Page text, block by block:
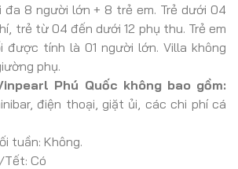
đa 8 người lớn + 8 trẻ em. Trẻ dưới 04
trẻ từ 04 đến dưới 12 phụ thu. Trẻ em
được tính là 01 người lớn. Villa không
phụ.
Phú Quốc không bao gồm:
điện thoại, giặt ủi, các chi phí cá
tuần: Không.
Có